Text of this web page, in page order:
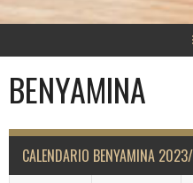
BENYAMINA
CALENDARIO BENYAMINA